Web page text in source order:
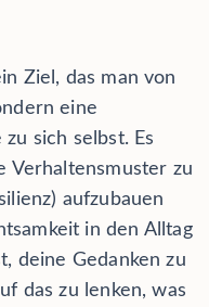
Ziel, das man von
eine
zu sich selbst. Es
Verhaltensmuster zu
aufzubauen
in den Alltag
deine Gedanken zu
das zu lenken, was